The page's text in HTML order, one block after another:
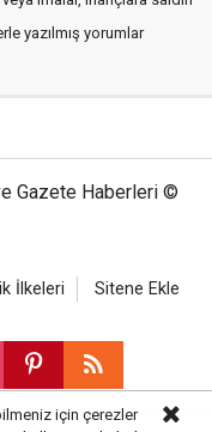
yazılmış yorumlar
Gazete Haberleri ©
İlkeleri Sitene Ekle
için çerezler